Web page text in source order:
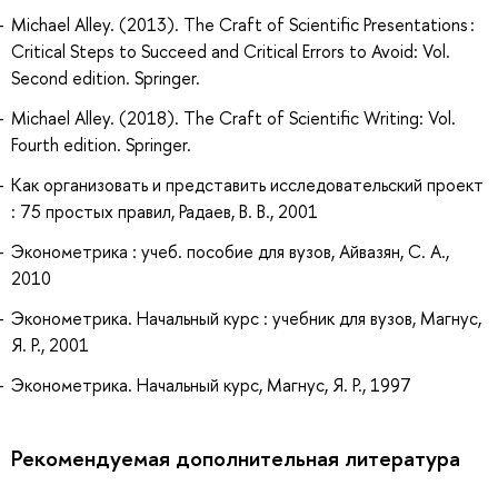
Michael Alley. (2013). The Craft of Scientific Presentations :
Critical Steps to Succeed and Critical Errors to Avoid: Vol.
Second edition. Springer.
Michael Alley. (2018). The Craft of Scientific Writing: Vol.
Fourth edition. Springer.
Как организовать и представить исследовательский проект
: 75 простых правил, Радаев, В. В., 2001
Эконометрика : учеб. пособие для вузов, Айвазян, С. А.,
2010
Эконометрика. Начальный курс : учебник для вузов, Магнус,
Я. Р., 2001
Эконометрика. Начальный курс, Магнус, Я. Р., 1997
Рекомендуемая дополнительная литература